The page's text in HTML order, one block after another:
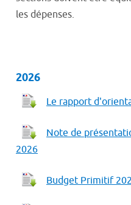
les dépenses.
2026
Le rapport
Note de
2026
Budget Primitif